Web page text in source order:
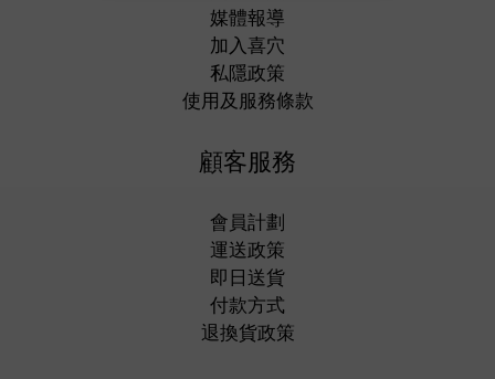
媒體報導
加入喜穴
私隱政策
使用及服務條款
顧客服務
會員計劃
運送政策
即日送貨
付款方式
退換貨政策